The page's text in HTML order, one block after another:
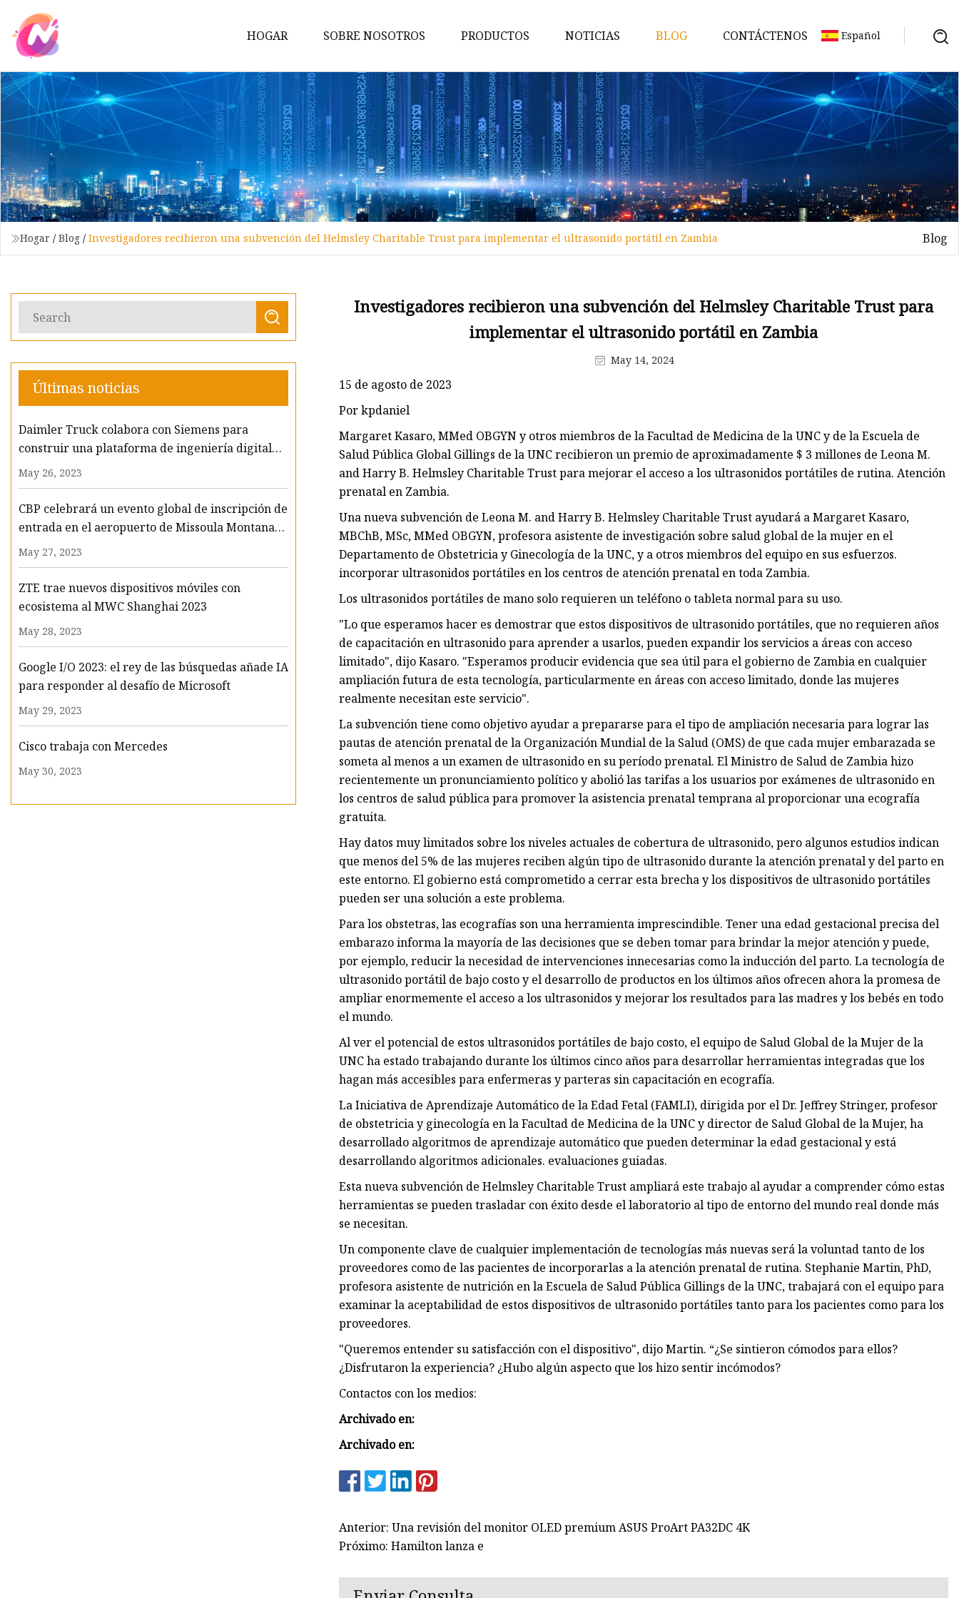
HOGAR SOBRE NOSOTROS PRODUCTOS
Atril
Enchufe de escritorio
Monitor retráctil motorizado
Terminal multimedia de
conferencias
Terminal multimedia portátil
integrado para conferencias
Podio digital de alta gama
redondo
Monitor plegable motorizado
Micrófono plegable motorizado
rectángulo
Solución de tableta integrada
NOTICIAS BLOG CONTÁCTENOS Español
Hogar / Blog / Investigadores recibieron una subvención del Helmsley Charitable Trust para implementar el ultrasonido portátil en Zambia Blog
Últimas noticias
Daimler Truck colabora con Siemens para
construir una plataforma de ingeniería digital
integrada
May 26, 2023
CBP celebrará un evento global de inscripción de
entrada en el aeropuerto de Missoula Montana
en abril de 2023
May 27, 2023
ZTE trae nuevos dispositivos móviles con
ecosistema al MWC Shanghai 2023
May 28, 2023
Google I/O 2023: el rey de las búsquedas añade IA
para responder al desafío de Microsoft
May 29, 2023
Cisco trabaja con Mercedes
May 30, 2023
Investigadores recibieron una subvención del Helmsley Charitable Trust para
implementar el ultrasonido portátil en Zambia
May 14, 2024
15 de agosto de 2023
Por kpdaniel
Margaret Kasaro, MMed OBGYN y otros miembros de la Facultad de Medicina de la UNC y de la Escuela de
Salud Pública Global Gillings de la UNC recibieron un premio de aproximadamente $ 3 millones de Leona M.
and Harry B. Helmsley Charitable Trust para mejorar el acceso a los ultrasonidos portátiles de rutina. Atención
prenatal en Zambia.
Una nueva subvención de Leona M. and Harry B. Helmsley Charitable Trust ayudará a Margaret Kasaro,
MBChB, MSc, MMed OBGYN, profesora asistente de investigación sobre salud global de la mujer en el
Departamento de Obstetricia y Ginecología de la UNC, y a otros miembros del equipo en sus esfuerzos.
incorporar ultrasonidos portátiles en los centros de atención prenatal en toda Zambia.
Los ultrasonidos portátiles de mano solo requieren un teléfono o tableta normal para su uso.
"Lo que esperamos hacer es demostrar que estos dispositivos de ultrasonido portátiles, que no requieren años
de capacitación en ultrasonido para aprender a usarlos, pueden expandir los servicios a áreas con acceso
limitado", dijo Kasaro. "Esperamos producir evidencia que sea útil para el gobierno de Zambia en cualquier
ampliación futura de esta tecnología, particularmente en áreas con acceso limitado, donde las mujeres
realmente necesitan este servicio".
La subvención tiene como objetivo ayudar a prepararse para el tipo de ampliación necesaria para lograr las
pautas de atención prenatal de la Organización Mundial de la Salud (OMS) de que cada mujer embarazada se
someta al menos a un examen de ultrasonido en su período prenatal. El Ministro de Salud de Zambia hizo
recientemente un pronunciamiento político y abolió las tarifas a los usuarios por exámenes de ultrasonido en
los centros de salud pública para promover la asistencia prenatal temprana al proporcionar una ecografía
gratuita.
Hay datos muy limitados sobre los niveles actuales de cobertura de ultrasonido, pero algunos estudios indican
que menos del 5% de las mujeres reciben algún tipo de ultrasonido durante la atención prenatal y del parto en
este entorno. El gobierno está comprometido a cerrar esta brecha y los dispositivos de ultrasonido portátiles
pueden ser una solución a este problema.
Para los obstetras, las ecografías son una herramienta imprescindible. Tener una edad gestacional precisa del
embarazo informa la mayoría de las decisiones que se deben tomar para brindar la mejor atención y puede,
por ejemplo, reducir la necesidad de intervenciones innecesarias como la inducción del parto. La tecnología de
ultrasonido portátil de bajo costo y el desarrollo de productos en los últimos años ofrecen ahora la promesa de
ampliar enormemente el acceso a los ultrasonidos y mejorar los resultados para las madres y los bebés en todo
el mundo.
Al ver el potencial de estos ultrasonidos portátiles de bajo costo, el equipo de Salud Global de la Mujer de la
UNC ha estado trabajando durante los últimos cinco años para desarrollar herramientas integradas que los
hagan más accesibles para enfermeras y parteras sin capacitación en ecografía.
La Iniciativa de Aprendizaje Automático de la Edad Fetal (FAMLI), dirigida por el Dr. Jeffrey Stringer, profesor
de obstetricia y ginecología en la Facultad de Medicina de la UNC y director de Salud Global de la Mujer, ha
desarrollado algoritmos de aprendizaje automático que pueden determinar la edad gestacional y está
desarrollando algoritmos adicionales. evaluaciones guiadas.
Esta nueva subvención de Helmsley Charitable Trust ampliará este trabajo al ayudar a comprender cómo estas
herramientas se pueden trasladar con éxito desde el laboratorio al tipo de entorno del mundo real donde más
se necesitan.
Un componente clave de cualquier implementación de tecnologías más nuevas será la voluntad tanto de los
proveedores como de las pacientes de incorporarlas a la atención prenatal de rutina. Stephanie Martin, PhD,
profesora asistente de nutrición en la Escuela de Salud Pública Gillings de la UNC, trabajará con el equipo para
examinar la aceptabilidad de estos dispositivos de ultrasonido portátiles tanto para los pacientes como para los
proveedores.
"Queremos entender su satisfacción con el dispositivo", dijo Martin. “¿Se sintieron cómodos para ellos?
¿Disfrutaron la experiencia? ¿Hubo algún aspecto que los hizo sentir incómodos?
Contactos con los medios:
Archivado en:
Archivado en:
Anterior: Una revisión del monitor OLED premium ASUS ProArt PA32DC 4K
Próximo: Hamilton lanza e